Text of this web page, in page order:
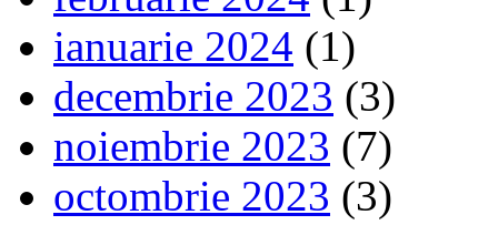
ianuarie 2024 (1)
decembrie 2023 (3)
noiembrie 2023 (7)
octombrie 2023 (3)